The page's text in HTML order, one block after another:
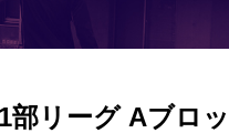
部リーグ Aブロ